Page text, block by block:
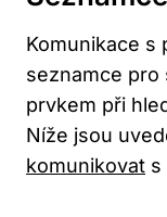
Komunikace s
seznamce pro
prvkem při
Níže jsou
komunikovat s